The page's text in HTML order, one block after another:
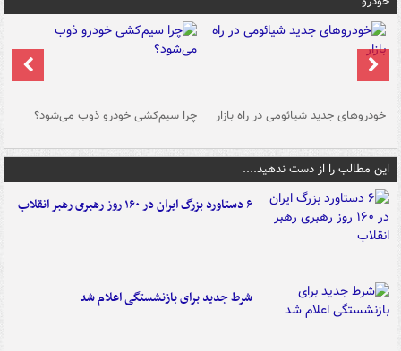
خودروهای جدید شیائومی در راه بازار چرا سیم‌کشی خودرو ذوب می‌شود؟
این مطالب را از دست ندهید....
۶ دستاورد بزرگ ایران در ۱۶۰ روز رهبری رهبر انقلاب
شرط جدید برای بازنشستگی اعلام شد